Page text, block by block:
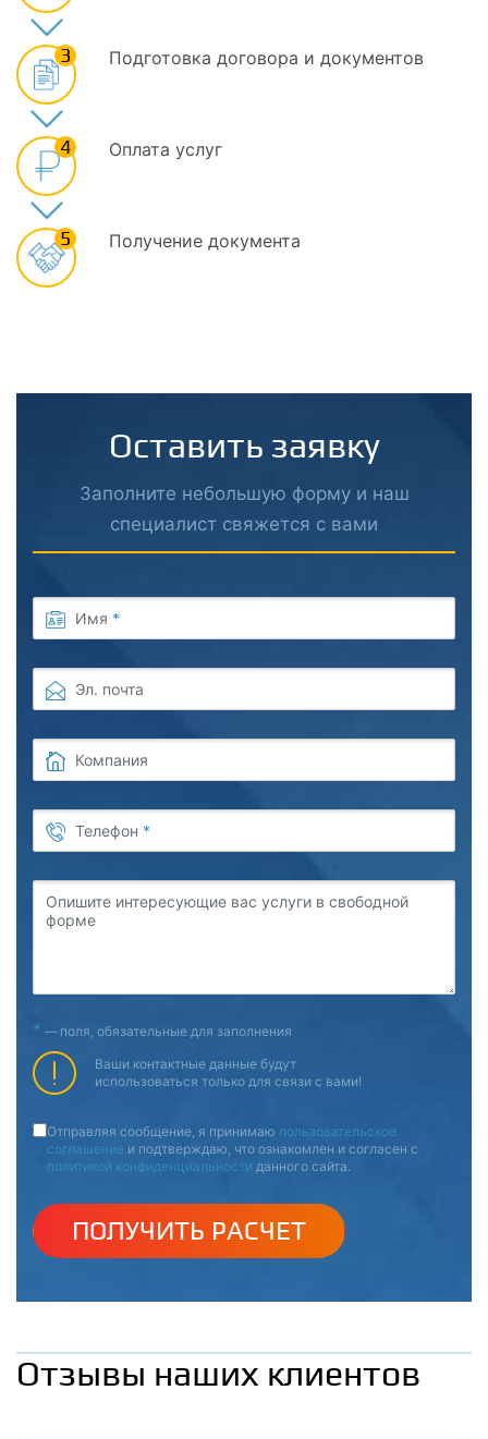
3 Подготовка договора и документов
4 Оплата услуг
5 Получение документа
Оставить заявку
Заполните небольшую форму и наш
специалист свяжется с вами
Имя *
Эл. почта
Компания
Телефон *
Опишите интересующие вас услуги в свободной
форме
* — поля, обязательные для заполнения
Ваши контактные данные будут
использоваться только для связи с вами!
Отправляя сообщение, я принимаю пользовательское
соглашение и подтверждаю, что ознакомлен и согласен с
политикой конфиденциальности данного сайта.
ПОЛУЧИТЬ РАСЧЕТ
Отзывы наших клиентов